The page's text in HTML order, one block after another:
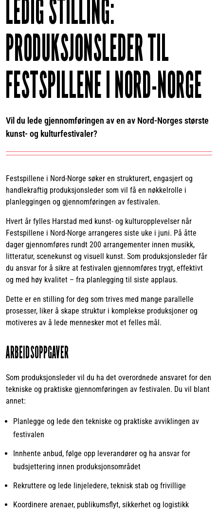
LEDIG STILLING:
PRODUKSJONSLEDER TIL
FESTSPILLENE I NORD-NORGE
Vil du lede gjennomføringen av en av Nord-Norges største
kunst- og kulturfestivaler?
Festspillene i Nord-Norge søker en strukturert, engasjert og
handlekraftig produksjonsleder som vil få en nøkkelrolle i
planleggingen og gjennomføringen av festivalen.
Hvert år fylles Harstad med kunst- og kulturopplevelser når
Festspillene i Nord-Norge arrangeres siste uke i juni. På åtte
dager gjennomføres rundt 200 arrangementer innen musikk,
litteratur, scenekunst og visuell kunst. Som produksjonsleder får
du ansvar for å sikre at festivalen gjennomføres trygt, effektivt
og med høy kvalitet – fra planlegging til siste applaus.
Dette er en stilling for deg som trives med mange parallelle
prosesser, liker å skape struktur i komplekse produksjoner og
motiveres av å lede mennesker mot et felles mål.
ARBEIDSOPPGAVER
Som produksjonsleder vil du ha det overordnede ansvaret for den
tekniske og praktiske gjennomføringen av festivalen. Du vil blant
annet:
Planlegge og lede den tekniske og praktiske avviklingen av
festivalen
Innhente anbud, følge opp leverandører og ha ansvar for
budsjettering innen produksjonsområdet
Rekruttere og lede linjeledere, teknisk stab og frivillige
Koordinere arenaer, publikumsflyt, sikkerhet og logistikk